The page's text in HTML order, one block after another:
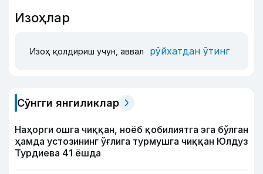
Изоҳлар
Изоҳ қолдириш учун, аввал рўйхатдан ўтинг
Сўнгги янгиликлар
Наҳорги ошга чиққан, ноёб қобилиятга эга бўлган
ҳамда устозининг ўғлига турмушга чиққан Юлдуз
Турдиева 41 ёшда